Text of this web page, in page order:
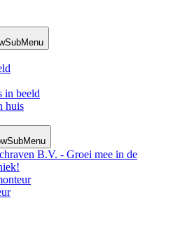
in beeld
huis
B.V. - Groei mee in de